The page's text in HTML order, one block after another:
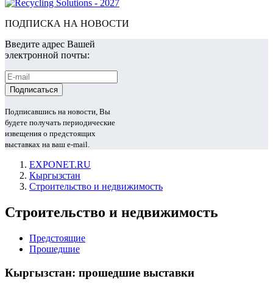
ПОДПИСКА НА НОВОСТИ
Введите адрес Вашей
электронной почты:
Подписавшись на новости, Вы
будете получать периодические
извещения о предстоящих
выставках на ваш e-mail.
EXPONET.RU
Кыргызстан
Строительство и недвижимость
Строительство и недвижимость
Предстоящие
Прошедшие
Кыргызстан: прошедшие выставки